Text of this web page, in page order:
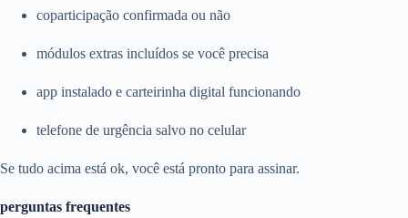
coparticipação confirmada ou não
módulos extras incluídos se você precisa
app instalado e carteirinha digital funcionando
telefone de urgência salvo no celular
Se tudo acima está ok, você está pronto para assinar.
perguntas frequentes